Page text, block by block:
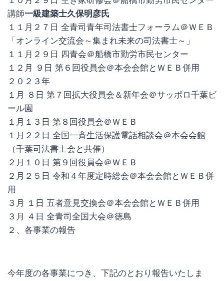
講師一級建築士久保明彦氏
１１月２７日 全青司青年司法書士フォーラム＠ＷＥＢ
「オンライン交流会～集まれ未来の司法書士～」
１１月２９日 四青会＠船橋市勤労市民センター
１２月 ９日 第６回役員会＠本会会館とＷＥＢ併用
２０２３年
１月 ８日 第７回拡大役員会＆新年会＠サッポロ千葉ビ
ール園
１月１３日 第８回役員会＠ＷＥＢ
１月２２日 全国一斉生活保護電話相談会＠本会会館
（千葉司法書士会と共催）
２月１０日 第９回役員会＠ＷＥＢ
２月２５日 令和４年度定時総会＠本会会館とＷＥＢ併
用
３月 １日 五者意見交換会＠本会会館とＷＥＢ併用
３月 ４日 全青司全国大会＠徳島
２、各事業の報告
今年度の各事業につき、下記のとおり報告いたしま